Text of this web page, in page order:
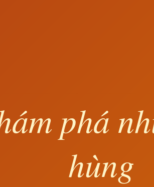
phá
hùng